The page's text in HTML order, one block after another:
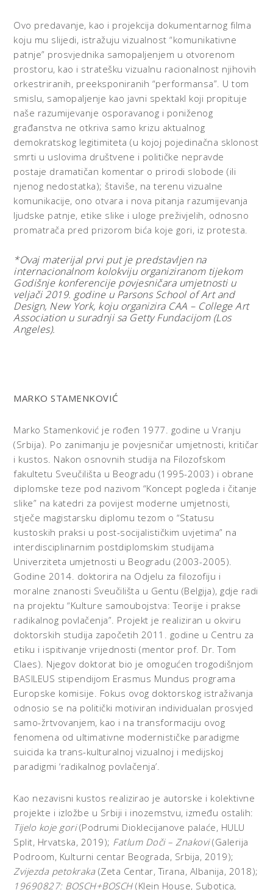
Ovo predavanje, kao i projekcija dokumentarnog filma
koju mu slijedi, istražuju vizualnost “komunikativne
patnje” prosvjednika samopaljenjem u otvorenom
prostoru, kao i stratešku vizualnu racionalnost njihovih
orkestriranih, preeksponiranih “performansa”. U tom
smislu, samopaljenje kao javni spektakl koji propituje
naše razumijevanje osporavanog i poniženog
građanstva ne otkriva samo krizu aktualnog
demokratskog legitimiteta (u kojoj pojedinačna sklonost
smrti u uslovima društvene i političke nepravde
postaje dramatičan komentar o prirodi slobode (ili
njenog nedostatka); štaviše, na terenu vizualne
komunikacije, ono otvara i nova pitanja razumijevanja
ljudske patnje, etike slike i uloge preživjelih, odnosno
promatrača pred prizorom bića koje gori, iz protesta.
*Ovaj materijal prvi put je predstavljen na
internacionalnom kolokviju organiziranom tijekom
Godišnje konferencije povjesničara umjetnosti u
veljači 2019. godine u Parsons School of Art and
Design, New York, koju organizira CAA – College Art
Association u suradnji sa Getty Fundacijom (Los
Angeles).
MARKO STAMENKOVIĆ
Marko Stamenković je rođen 1977. godine u Vranju
(Srbija). Po zanimanju je povjesničar umjetnosti, kritičar
i kustos. Nakon osnovnih studija na Filozofskom
fakultetu Sveučilišta u Beogradu (1995-2003) i obrane
diplomske teze pod nazivom “Koncept pogleda i čitanje
slike” na katedri za povijest moderne umjetnosti,
stječe magistarsku diplomu tezom o “Statusu
kustoskih praksi u post-socijalističkim uvjetima” na
interdisciplinarnim postdiplomskim studijama
Univerziteta umjetnosti u Beogradu (2003-2005).
Godine 2014. doktorira na Odjelu za filozofiju i
moralne znanosti Sveučilišta u Gentu (Belgija), gdje radi
na projektu “Kulture samoubojstva: Teorije i prakse
radikalnog povlačenja”. Projekt je realiziran u okviru
doktorskih studija započetih 2011. godine u Centru za
etiku i ispitivanje vrijednosti (mentor prof. Dr. Tom
Claes). Njegov doktorat bio je omogućen trogodišnjom
BASILEUS stipendijom Erasmus Mundus programa
Europske komisije. Fokus ovog doktorskog istraživanja
odnosio se na politički motiviran individualan prosvjed
samo-žrtvovanjem, kao i na transformaciju ovog
fenomena od ultimativne modernističke paradigme
suicida ka trans-kulturalnoj vizualnoj i medijskoj
paradigmi ‘radikalnog povlačenja’.
Kao nezavisni kustos realizirao je autorske i kolektivne
projekte i izložbe u Srbiji i inozemstvu, između ostalih:
Tijelo koje gori(Podrumi Dioklecijanove palaće, HULU
Split, Hrvatska, 2019); Fatlum Doči – Znakovi(Galerija
Podroom, Kulturni centar Beograda, Srbija, 2019);
Zvijezda petokraka(Zeta Centar, Tirana, Albanija, 2018);
19690827: BOSCH+BOSCH(Klein House, Subotica,